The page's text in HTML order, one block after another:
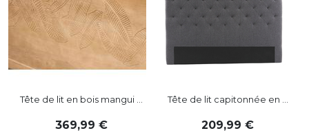
Tête de lit en bois mangui ...
369,99
Tête de lit capitonnée en ...
209,99